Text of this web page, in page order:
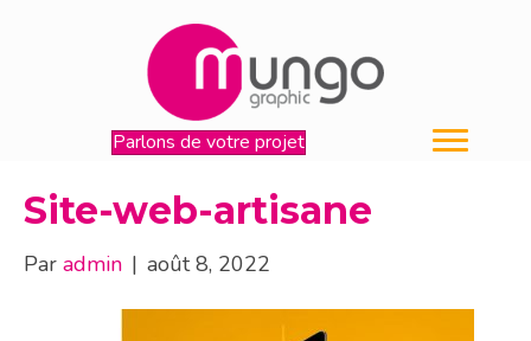
Parlons de votre projet
Site-web-artisane
Par admin | août 8, 2022